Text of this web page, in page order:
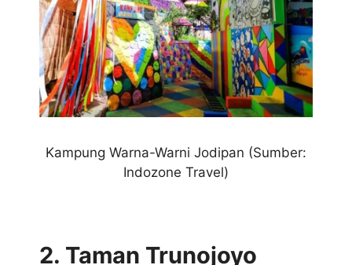
Kampung Warna-Warni Jodipan (Sumber:
Indozone Travel)
2. Taman Trunojoyo